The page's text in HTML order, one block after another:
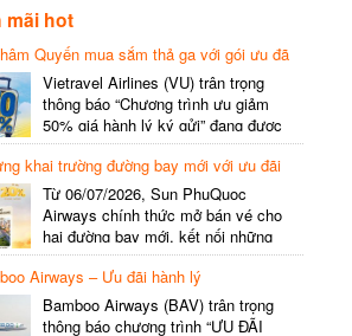
hot
Quyến mua sắm thả ga với gói ưu đã
gói cước
Vietravel Airlines (VU) trân trọng
thông báo “Chương trình ưu giảm
50% giá hành lý ký gửi” đang được
triển khai cho đường bay quốc tế mới
kết nối từ TP. Hồ Chí Minh
(SGN) đi Thâm Quyến – Trung Quốc
(SZX), chi tiết như sau: LỊCH BAY
CHI TIẾT Đường bay SHCB Giờ khởi
hành Giờ đến Tần suất…
khai trường đường bay mới với ưu đãi
Từ 06/07/2026, Sun PhuQuoc
Airways chính thức mở bán vé cho
hai đường bay mới, kết nối những
điểm đến giàu trải nghiệm, giúp hành
khách khám phá vẻ đẹp thiên nhiên
và văn hóa của miền Trung Việt Nam.
Thông tin đường bay mới Đường bay
Airways – Ưu đãi hành lý
Bamboo Airways (BAV) trân trọng
thông báo chương trình “ƯU ĐÃI